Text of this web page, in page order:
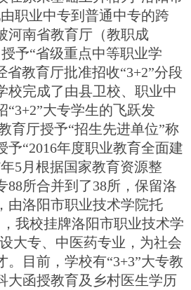
职业中专到普通中专的跨
河南省教育厅（教职成
予“省级重点中等职业学
省教育厅批准招收“3+2”分段
校完成了由县卫校、职业中
“3+2”大专学生的飞跃发
育厅授予“招生先进单位”称
予“2016年度职业教育全面建
5月根据国家教育资源整
88所合并到了38所，保留洛
由洛阳市职业技术学院托
我校挂牌洛阳市职业技术学
大专、中医药专业，为社会
目前，学校有“3+3”大专教
大函授教育及乡村医生学历